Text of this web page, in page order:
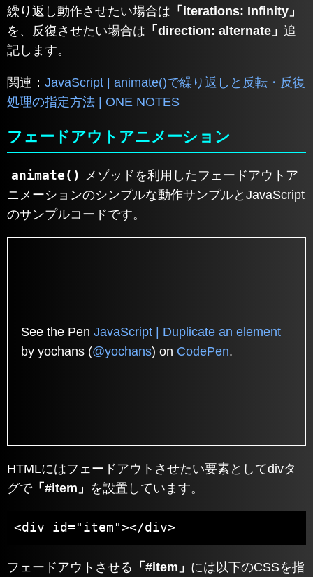
繰り返し動作させたい場合は 「iterations: Infinity」
を、反復させたい場合は 「direction: alternate」 追
記します。
関連： JavaScript | animate()で繰り返しと反転・反復
処理の指定方法 | ONE NOTES
フェードアウトアニメーション
animate() メゾッドを利用したフェードアウトア
ニメーションのシンプルな動作サンプルとJavaScript
のサンプルコードです。
See the Pen JavaScript | Duplicate an element
by yochans (@yochans) on CodePen.
HTMLにはフェードアウトさせたい要素としてdivタ
グで「#item」 を設置しています。
<div id="item"></div>
フェードアウトさせる 「#item」 には以下のCSSを指